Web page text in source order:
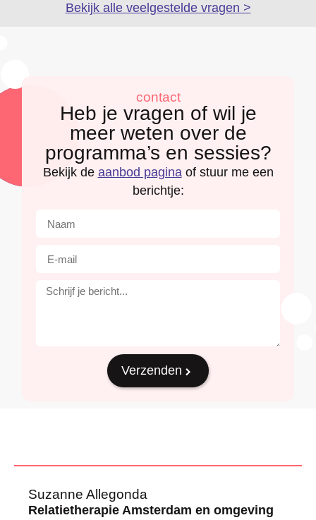
Bekijk alle veelgestelde vragen >
contact
Heb je vragen of wil je
meer weten over de
programma’s en sessies?
Bekijk de aanbod pagina of stuur me een
berichtje:
Verzenden
Suzanne Allegonda
Relatietherapie Amsterdam en omgeving